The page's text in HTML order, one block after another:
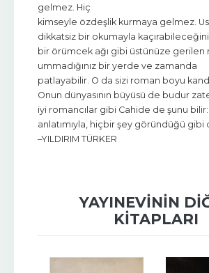
gelmez. Hiç
kimseyle özdeşlik kurmaya gelmez.
dikkatsiz bir okumayla
bir örümcek ağı gibi üstünüze gerilen
ummadığınız bir yerde ve zamanda
patlayabilir. O da sizi roman boyu
Onun dünyasının büyüsü de budur
iyi romancılar gibi Cahide de şunu bilir:
anlatımıyla, hiçbir şey göründüğü gibi
–YILDIRIM TÜRKER
YAYINEVININ
KITAPLARI